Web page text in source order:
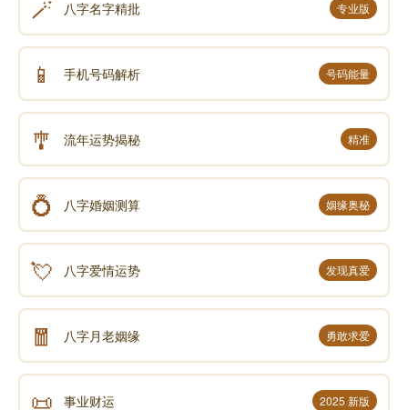
🪄 八字名字精批 专业版
📱 手机号码解析 号码能量
🎐 流年运势揭秘 精准
💍 八字婚姻测算 姻缘奥秘
💘 八字爱情运势 发现真爱
🧧 八字月老姻缘 勇敢求爱
📜 事业财运 2025 新版